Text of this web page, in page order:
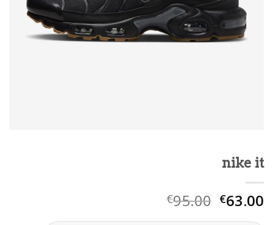
nike it
€95.00 €63.00